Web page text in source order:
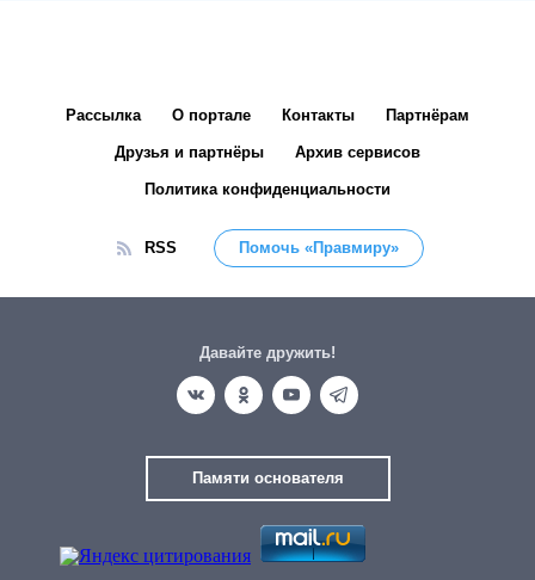
Рассылка О портале Контакты Партнёрам
Друзья и партнёры Архив сервисов
Политика конфиденциальности
RSS Помочь «Правмиру»
Давайте дружить!
Памяти основателя